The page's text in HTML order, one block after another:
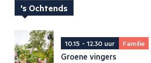
's Ochtends
10.15 - 12.30 uur Familie
Groene vingers